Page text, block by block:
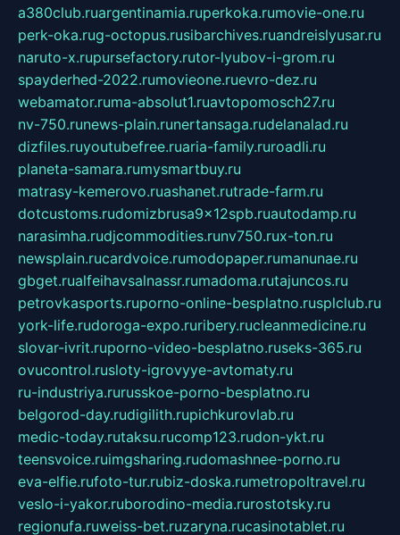
a380club.ruargentinamia.ruperkoka.rumovie-one.ru
perk-oka.rug-octopus.rusibarchives.ruandreislyusar.ru
naruto-x.rupursefactory.rutor-lyubov-i-grom.ru
spayderhed-2022.rumovieone.ruevro-dez.ru
webamator.ruma-absolut1.ruavtopomosch27.ru
nv-750.runews-plain.runertansaga.rudelanalad.ru
dizfiles.ruyoutubefree.ruaria-family.ruroadli.ru
planeta-samara.rumysmartbuy.ru
matrasy-kemerovo.ruashanet.rutrade-farm.ru
dotcustoms.rudomizbrusa9x12spb.ruautodamp.ru
narasimha.rudjcommodities.runv750.rux-ton.ru
newsplain.rucardvoice.rumodopaper.rumanunae.ru
gbget.rualfeihavsalnassr.rumadoma.rutajuncos.ru
petrovkasports.ruporno-online-besplatno.rusplclub.ru
york-life.rudoroga-expo.ruribery.rucleanmedicine.ru
slovar-ivrit.ruporno-video-besplatno.ruseks-365.ru
ovucontrol.rusloty-igrovyye-avtomaty.ru
ru-industriya.rurusskoe-porno-besplatno.ru
belgorod-day.rudigilith.rupichkurovlab.ru
medic-today.rutaksu.rucomp123.rudon-ykt.ru
teensvoice.ruimgsharing.rudomashnee-porno.ru
eva-elfie.rufoto-tur.rubiz-doska.rumetropoltravel.ru
veslo-i-yakor.ruborodino-media.rurostotsky.ru
regionufa.ruweiss-bet.ruzaryna.rucasinotablet.ru